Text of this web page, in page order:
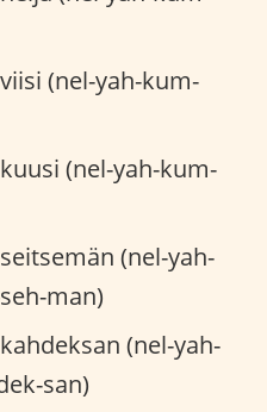
(nel-yah-kum-
(nel-yah-kum-
(nel-yah-
man)
(nel-yah-
san)